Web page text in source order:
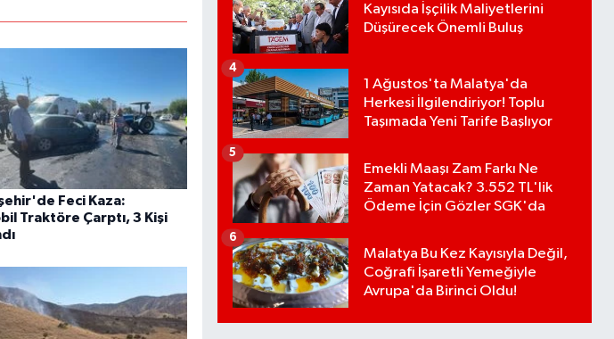
Feci Kaza:
Traktöre Çarptı, 3 Kişi
Kayısıda İşçilik Maliyetlerini
Düşürecek Önemli Buluş
1 Ağustos'ta Malatya'da
Herkesi İlgilendiriyor! Toplu
Taşımada Yeni Tarife Başlıyor
4
Emekli Maaşı Zam Farkı Ne
Zaman Yatacak? 3.552 TL'lik
Ödeme İçin Gözler SGK'da
5
Malatya Bu Kez Kayısıyla Değil,
Coğrafi İşaretli Yemeğiyle
Avrupa'da Birinci Oldu!
6